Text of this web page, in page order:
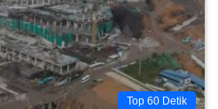
Top 60 Detik